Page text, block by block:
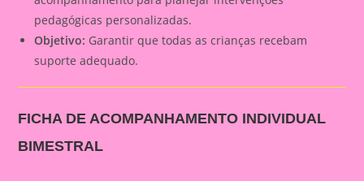
pedagógicas personalizadas.
Objetivo: Garantir que todas as crianças recebam
suporte adequado.
FICHA DE ACOMPANHAMENTO INDIVIDUAL
BIMESTRAL